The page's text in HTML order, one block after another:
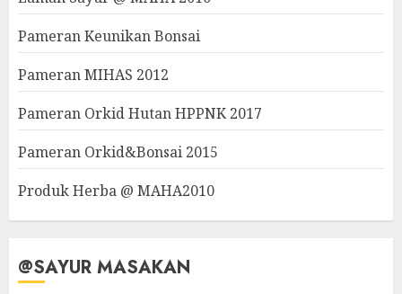
Pameran Keunikan Bonsai
Pameran MIHAS 2012
Pameran Orkid Hutan HPPNK 2017
Pameran Orkid&Bonsai 2015
Produk Herba @ MAHA2010
@SAYUR MASAKAN